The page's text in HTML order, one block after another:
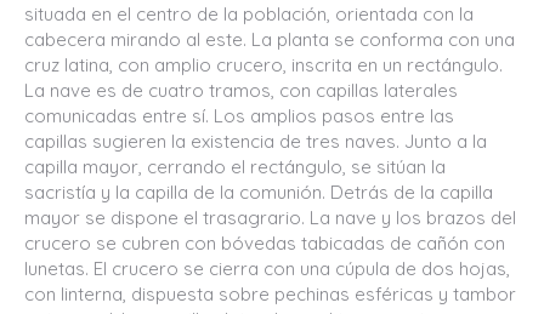
situada en el centro de la población, orientada con la
cabecera mirando al este. La planta se conforma con una
cruz latina, con amplio crucero, inscrita en un rectángulo.
La nave es de cuatro tramos, con capillas laterales
comunicadas entre sí. Los amplios pasos entre las
capillas sugieren la existencia de tres naves. Junto a la
capilla mayor, cerrando el rectángulo, se sitúan la
sacristía y la capilla de la comunión. Detrás de la capilla
mayor se dispone el trasagrario. La nave y los brazos del
crucero se cubren con bóvedas tabicadas de cañón con
lunetas. El crucero se cierra con una cúpula de dos hojas,
con linterna, dispuesta sobre pechinas esféricas y tambor